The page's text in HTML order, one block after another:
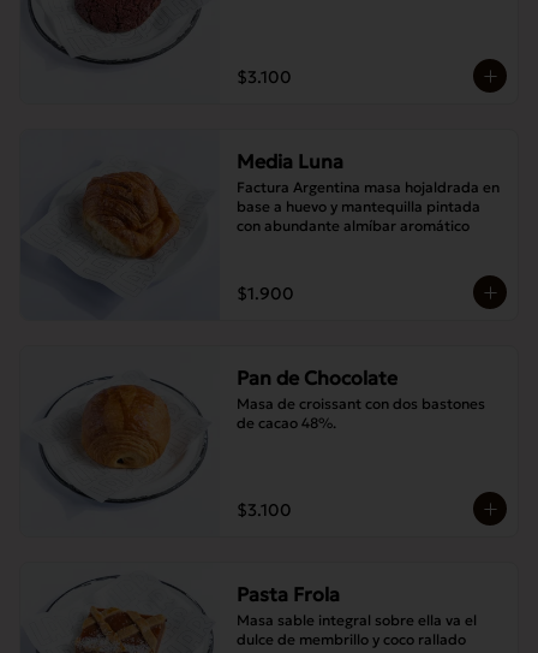
$3.100
Media Luna
Factura Argentina masa hojaldrada en
base a huevo y mantequilla pintada
con abundante almíbar aromático
$1.900
Pan de Chocolate
Masa de croissant con dos bastones
de cacao 48%.
$3.100
Pasta Frola
Masa sable integral sobre ella va el
dulce de membrillo y coco rallado